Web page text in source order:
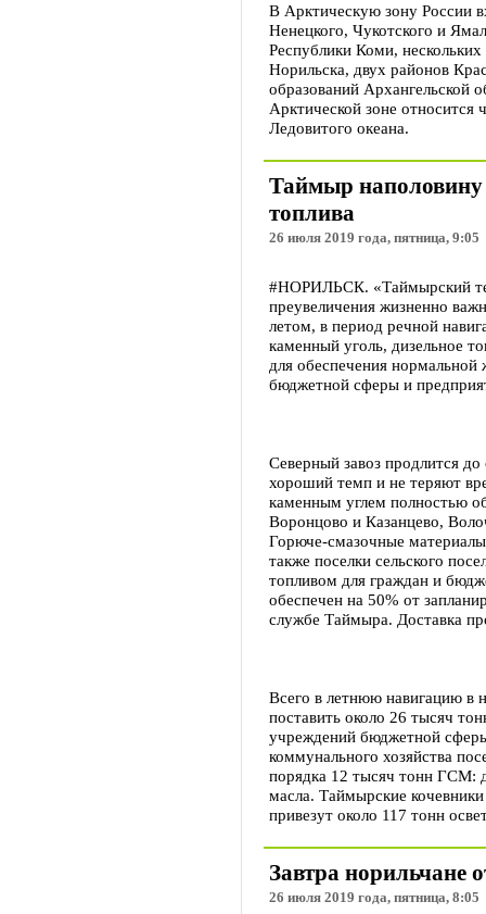
В Арктическую зону России
Ненецкого, Чукотского и
Республики Коми,
Норильска, двух районов
образований Архангельской
Арктической зоне относится
Ледовитого океана.
Таймыр наполовину
топлива
26 июля 2019 года, пятница, 9:05
#НОРИЛЬСК. «Таймырский
преувеличения жизненно
летом, в период речной
каменный уголь, дизельное
для обеспечения нормальной
бюджетной сферы и
Северный завоз продлится до
хороший темп и не теряют
каменным углем полностью
Воронцово и Казанцево,
Горюче-смазочные
также поселки сельского
топливом для граждан и
обеспечен на 50% от
службе Таймыра. Доставка
Всего в летнюю навигацию в
поставить около 26 тысяч
учреждений бюджетной
коммунального хозяйства
порядка 12 тысяч тонн ГСМ:
масла. Таймырские
привезут около 117 тонн
Завтра норильчане
26 июля 2019 года, пятница, 8:05